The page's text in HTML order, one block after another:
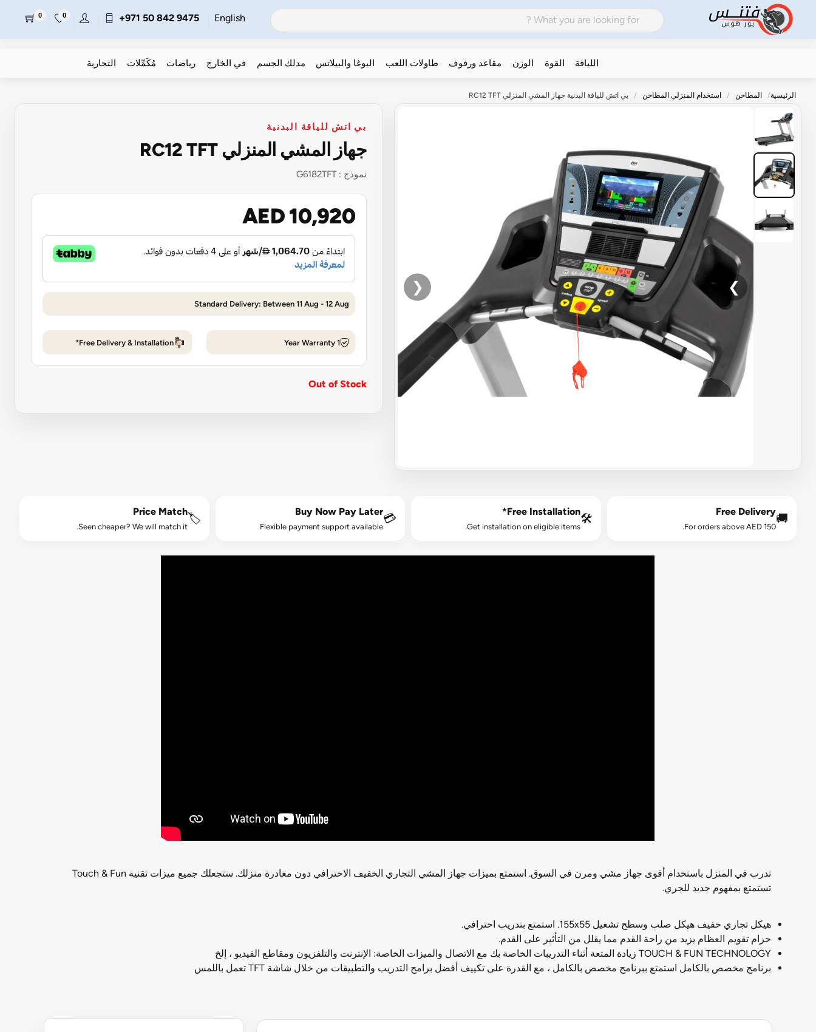
English
+971 50 842 9475
0
0
اللياقة القوة الوزن مقاعد ورفوف طاولات اللعب اليوغا والبيلاتس مدلك الجسم في الخارج رياضات مُكَمِّلات التجارية
الرئيسية المطاحن استخدام المنزلي المطاحن بي اتش للياقة البدنية جهاز المشي المنزلي RC12 TFT
❮ ❯
بي اتش للياقة البدنية
جهاز المشي المنزلي RC12 TFT
نموذج : G6182TFT
AED 10,920
Standard Delivery: Between 11 Aug - 12 Aug
1 Year Warranty
Free Delivery & Installation*
Out of Stock
🚚
Free Delivery
For orders above AED 150.
🛠️
Free Installation*
Get installation on eligible items.
💳
Buy Now Pay Later
Flexible payment support available.
🏷️
Price Match
Seen cheaper? We will match it.
تدرب في المنزل باستخدام أقوى جهاز مشي ومرن في السوق. استمتع بميزات جهاز المشي التجاري الخفيف الاحترافي دون مغادرة منزلك. ستجعلك جميع ميزات تقنية Touch & Fun
تستمتع بمفهوم جديد للجري.
هيكل تجاري خفيف هيكل صلب وسطح تشغيل 155x55. استمتع بتدريب احترافي.
حزام تقويم العظام يزيد من راحة القدم مما يقلل من التأثير على القدم.
TOUCH & FUN TECHNOLOGY زيادة المتعة أثناء التدريبات الخاصة بك مع الاتصال والميزات الخاصة: الإنترنت والتلفزيون ومقاطع الفيديو ، إلخ
برنامج مخصص بالكامل استمتع ببرنامج مخصص بالكامل ، مع القدرة على تكييف أفضل برامج التدريب والتطبيقات من خلال شاشة TFT تعمل باللمس